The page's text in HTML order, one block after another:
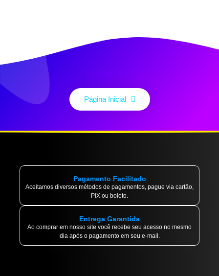
Página Inicial
Pagamento Facilitado
Aceitamos diversos métodos de pagamentos, pague via cartão,
PIX ou boleto.
Entrega Garantida
Ao comprar em nosso site você recebe seu acesso no mesmo
dia após o pagamento em seu e-mail.